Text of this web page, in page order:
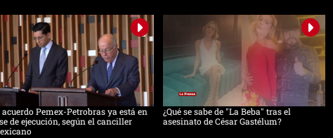
acuerdo Pemex-Petrobras ya está en
de ejecución, según el canciller
¿Qué se sabe de "La Beba" tras el
asesinato de César Gastélum?